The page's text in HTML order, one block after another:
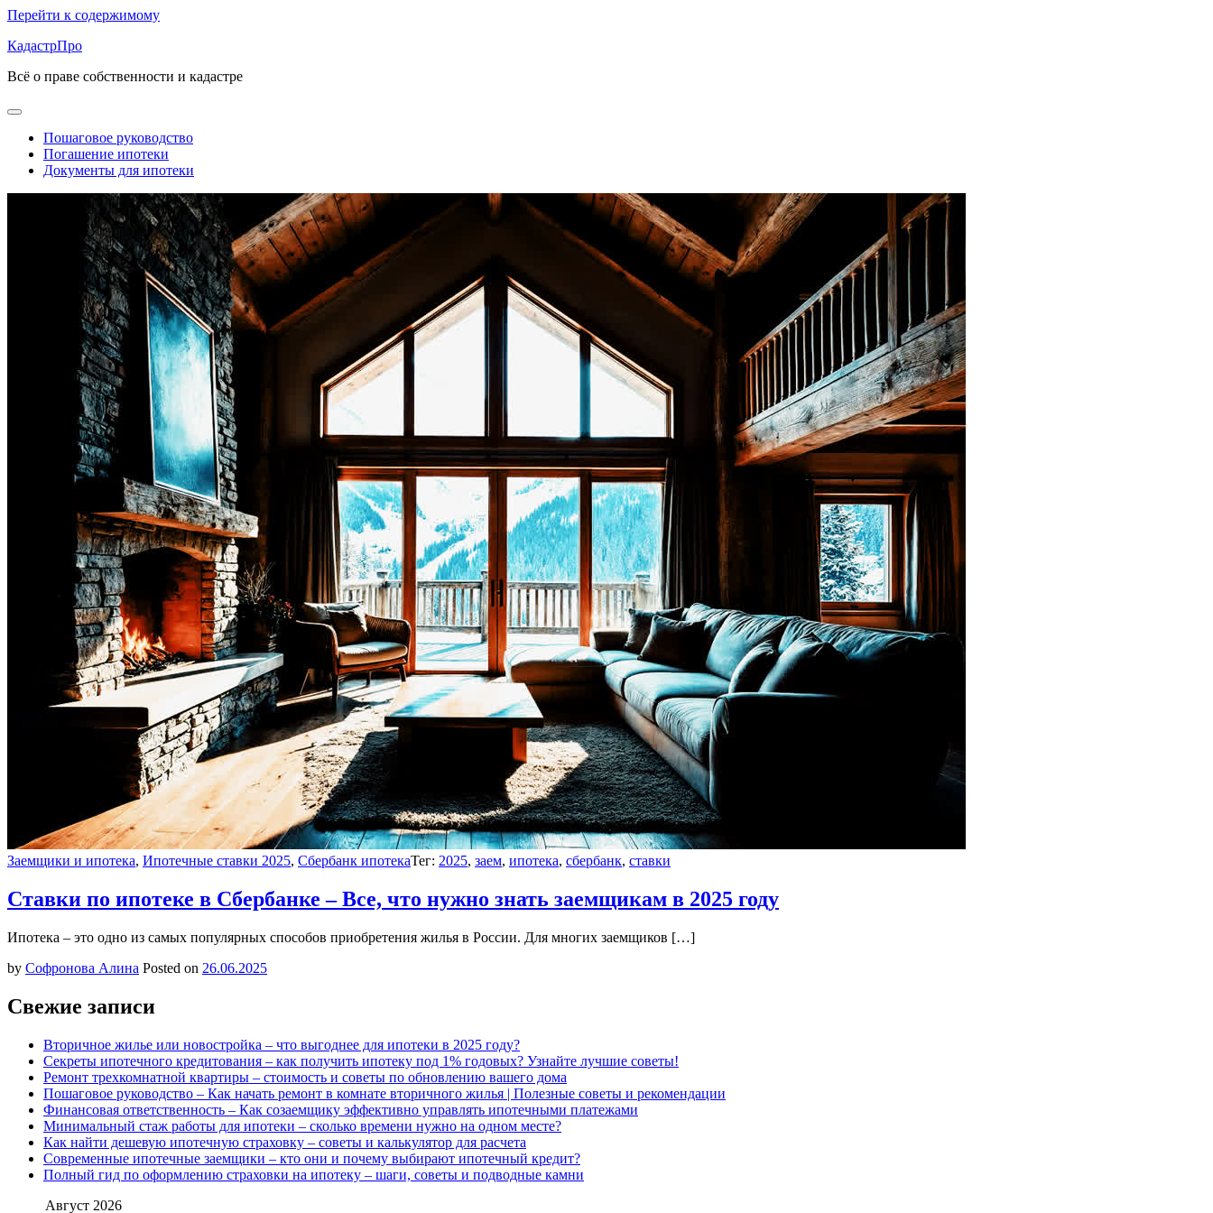
Перейти к содержимому
КадастрПро
Всё о праве собственности и кадастре
Пошаговое руководство
Погашение ипотеки
Документы для ипотеки
Заемщики и ипотека, Ипотечные ставки 2025, Сбербанк ипотекаТег: 2025, заем, ипотека, сбербанк, ставки
Ставки по ипотеке в Сбербанке – Все, что нужно знать заемщикам в 2025 году
Ипотека – это одно из самых популярных способов приобретения жилья в России. Для многих заемщиков […]
by Софронова Алина Posted on 26.06.2025
Свежие записи
Вторичное жилье или новостройка – что выгоднее для ипотеки в 2025 году?
Секреты ипотечного кредитования – как получить ипотеку под 1% годовых? Узнайте лучшие советы!
Ремонт трехкомнатной квартиры – стоимость и советы по обновлению вашего дома
Пошаговое руководство – Как начать ремонт в комнате вторичного жилья | Полезные советы и рекомендации
Финансовая ответственность – Как созаемщику эффективно управлять ипотечными платежами
Минимальный стаж работы для ипотеки – сколько времени нужно на одном месте?
Как найти дешевую ипотечную страховку – советы и калькулятор для расчета
Современные ипотечные заемщики – кто они и почему выбирают ипотечный кредит?
Полный гид по оформлению страховки на ипотеку – шаги, советы и подводные камни
Август 2026